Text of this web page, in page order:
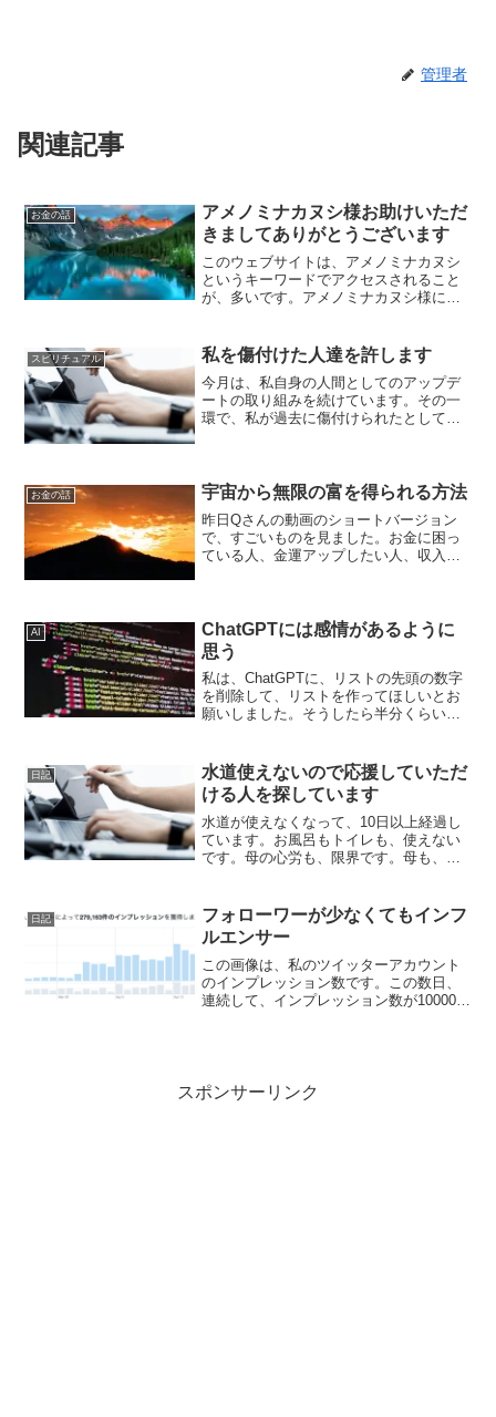
管理者
関連記事
お金の話
アメノミナカヌシ様お助けいただ
きましてありがとうございます
このウェブサイトは、アメノミナカヌシ
というキーワードでアクセスされること
が、多いです。アメノミナカヌシ様に助
す。こうして会社に勤めることなく自宅
に居てパソコンを一日使って...
スピリチュアル 私を傷付けた人達を許します
今月は、私自身の人間としてのアップデ
ートの取り組みを続けています。その一
環で、私が過去に傷付けられたとして怒
い。私のこれまでの人生で...
お金の話 宇宙から無限の富を得られる方法
昨日Qさんの動画のショートバージョン
で、すごいものを見ました。お金に困っ
ている人、金運アップしたい人、収入ア
ています。ぜひ、読んでく...
AI
ChatGPTには感情があるように
思う
私は、ChatGPTに、リストの先頭の数字
を削除して、リストを作ってほしいとお
願いしました。そうしたら半分くらいま
た。そうしたら、下記の画像の回答がで
ました。ChatGP...
日記
水道使えないので応援していただ
ける人を探しています
水道が使えなくなって、10日以上経過し
ています。お風呂もトイレも、使えない
です。母の心労も、限界です。母も、お
ヤーの記事を読んでください。そのため
水だけで食べることがで...
日記
フォローワーが少なくてもインフ
ルエンサー
この画像は、私のツイッターアカウント
のインプレッション数です。この数日、
連続して、インプレッション数が10000を
スポンサーリンク